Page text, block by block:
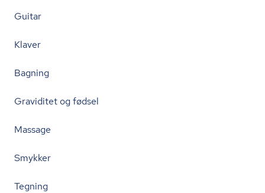
Guitar
Klaver
Bagning
Graviditet og fødsel
Massage
Smykker
Tegning